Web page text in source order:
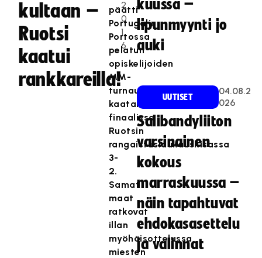
kultaan –
Ruotsi
kaatui
rankkareilla!
2
0
1
6
päätti
Portugalin
Portossa
pelatun
opiskelijoiden
MM-
turnauksen
kaatamalla
finaalissa
Ruotsin
rangaistuslaukauskisassa
3-
2.
Samat
maat
ratkovat
illan
myöhäisottelussa
miesten
kuussa –
lipunmyynti jo
auki
UUTISET
04.08.2
026
Salibandyliiton
varsinainen
kokous
marraskuussa –
näin tapahtuvat
ehdokasasettelu
ja valinnat